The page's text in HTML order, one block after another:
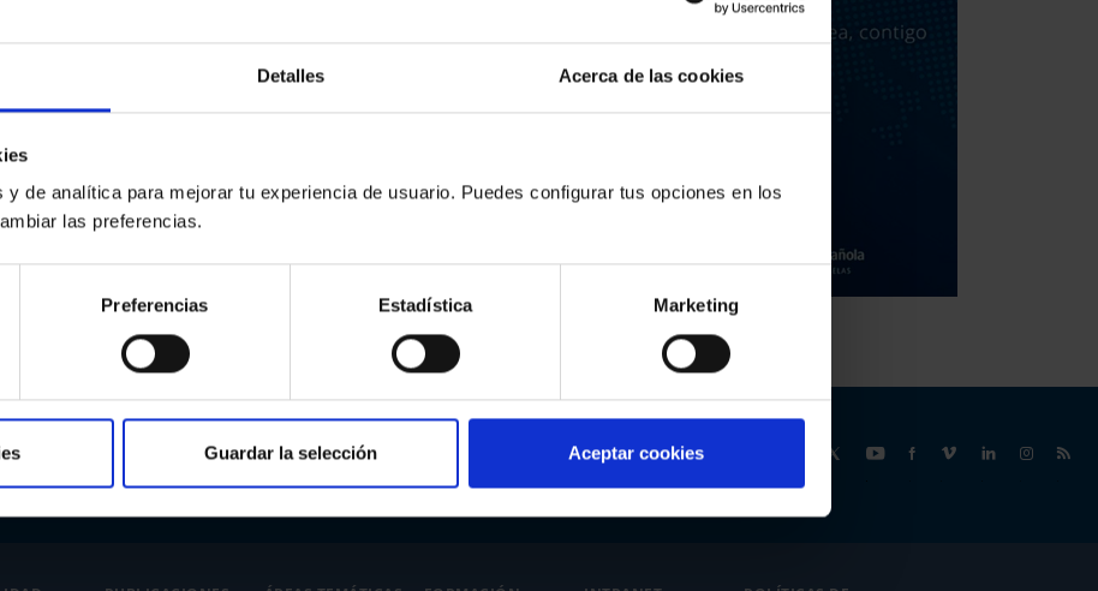
Detalles Acerca de las cookies
de analítica para mejorar tu experiencia de usuario. Puedes configurar tus opciones en los
las preferencias.
Preferencias Estadística Marketing
Guardar la selección Aceptar cookies